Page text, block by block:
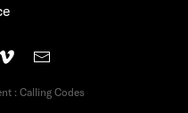
: Calling Codes